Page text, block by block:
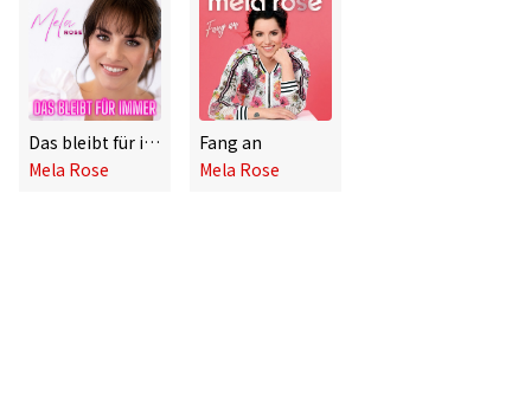
Das bleibt für immer
Mela Rose
Fang an
Mela Rose